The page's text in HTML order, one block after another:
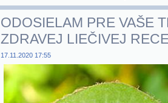
ODOSIELAM PRE VAŠE
ZDRAVEJ LIEČIVEJ
17.11.2020 17:55